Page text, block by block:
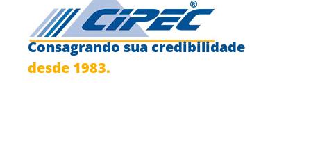
Consagrando sua credibilidade
desde 1983.